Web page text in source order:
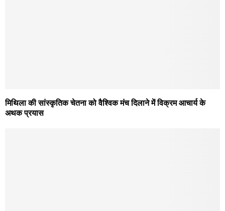
मिथिला की सांस्कृतिक चेतना को वैश्विक मंच दिलाने में विक्रम आचार्य के
अथक प्रयास